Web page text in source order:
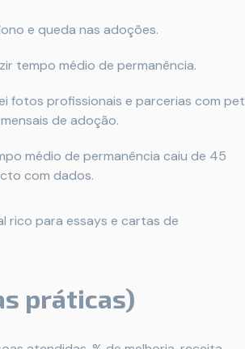
e queda nas adoções.
tempo médio de permanência.
fotos profissionais e parcerias com pet
de adoção.
médio de permanência caiu de 45
com dados.
rico para essays e cartas de
práticas)